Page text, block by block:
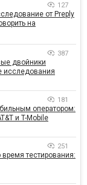
127
от Preply
на
387
двойники
исследования
181
оператором:
и T-Mobile
251
тестирования: